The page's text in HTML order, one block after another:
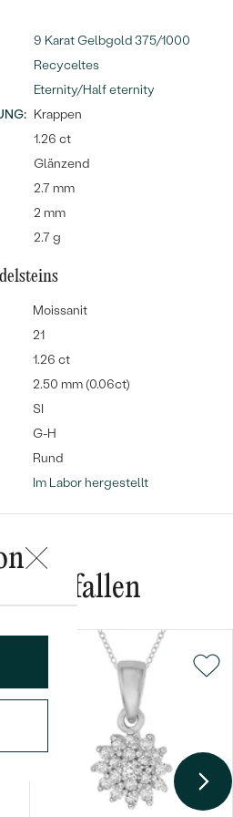
ANSEHEN
ANSEHEN
ANSEHEN
ANSEHEN
9 Karat Gelbgold 375/1000
Recyceltes
Eternity/Half eternity
: Krappen
1.26 ct
Glänzend
2.7 mm
2 mm
2.7 g
Moissanit
21
1.26 ct
2.50 mm (0.06ct)
SI
G-H
Rund
Im Labor hergestellt
gefallen